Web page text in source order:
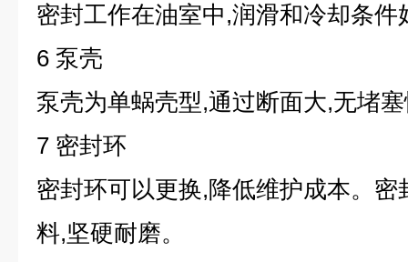
密封工作在油室中,润滑和冷却条件
6 泵壳
泵壳为单蜗壳型,通过断面大,无堵
7 密封环
密封环可以更换,降低维护成本。
料,坚硬耐磨。